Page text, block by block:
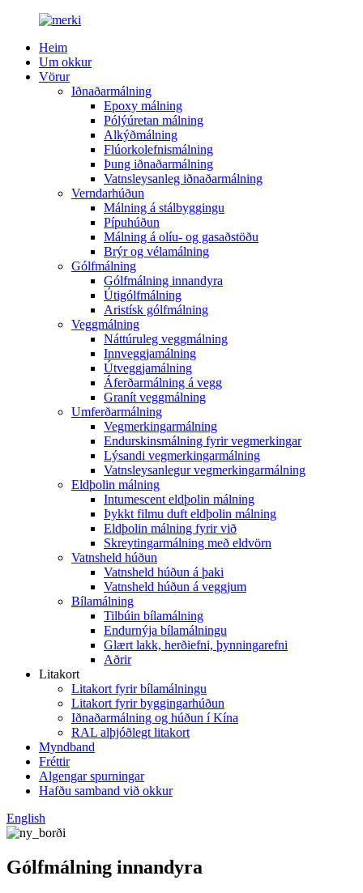
Heim
Um okkur
Vörur
Iðnaðarmálning
Epoxy málning
Pólýúretan málning
Alkýðmálning
Flúorkolefnismálning
Þung iðnaðarmálning
Vatnsleysanleg iðnaðarmálning
Verndarhúðun
Málning á stálbyggingu
Pípuhúðun
Málning á olíu- og gasaðstöðu
Brýr og vélamálning
Gólfmálning
Gólfmálning innandyra
Útigólfmálning
Aristísk gólfmálning
Veggmálning
Náttúruleg veggmálning
Innveggjamálning
Útveggjamálning
Áferðarmálning á vegg
Granít veggmálning
Umferðarmálning
Vegmerkingarmálning
Endurskinsmálning fyrir vegmerkingar
Lýsandi vegmerkingarmálning
Vatnsleysanlegur vegmerkingarmálning
Eldþolin málning
Intumescent eldþolin málning
Þykkt filmu duft eldþolin málning
Eldþolin málning fyrir við
Skreytingarmálning með eldvörn
Vatnsheld húðun
Vatnsheld húðun á þaki
Vatnsheld húðun á veggjum
Bílamálning
Tilbúin bílamálning
Endurnýja bílamálningu
Glært lakk, herðiefni, þynningarefni
Aðrir
Litakort
Litakort fyrir bílamálningu
Litakort fyrir byggingarhúðun
Iðnaðarmálning og húðun í Kína
RAL alþjóðlegt litakort
Myndband
Fréttir
Algengar spurningar
Hafðu samband við okkur
English
Gólfmálning innandyra